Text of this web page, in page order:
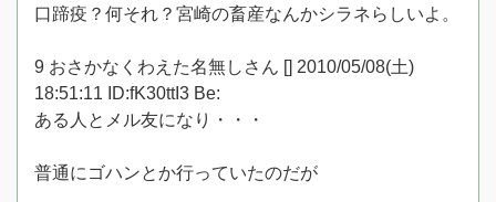
口蹄疫？何それ？宮崎の畜産なんかシラネらしいよ。
9 おさかなくわえた名無しさん [] 2010/05/08(土)
18:51:11 ID:fK30ttI3 Be:
ある人とメル友になり・・・
普通にゴハンとか行っていたのだが